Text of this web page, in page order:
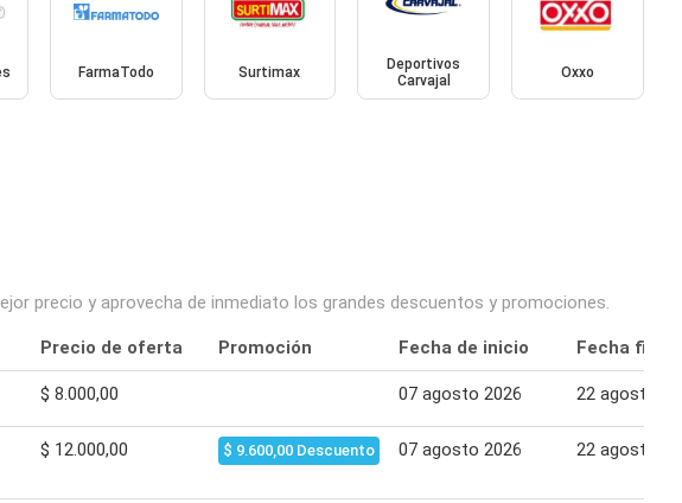
FarmaTodo Surtimax
Deportivos
Carvajal
Oxxo
precio y aprovecha de inmediato los grandes descuentos y promociones.
Precio de oferta Promoción Fecha de inicio Fecha final
$ 8.000,00 07 agosto 2026 22 agosto
$ 12.000,00 $ 9.600,00 Descuento 07 agosto 2026 22 agosto